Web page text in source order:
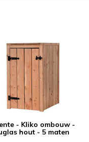
- Kliko ombouw -
hout - 5 maten